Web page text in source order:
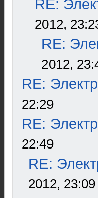
RE:
2012,
RE:
2012,
RE:
22:29
RE:
22:49
RE:
2012, 23:09